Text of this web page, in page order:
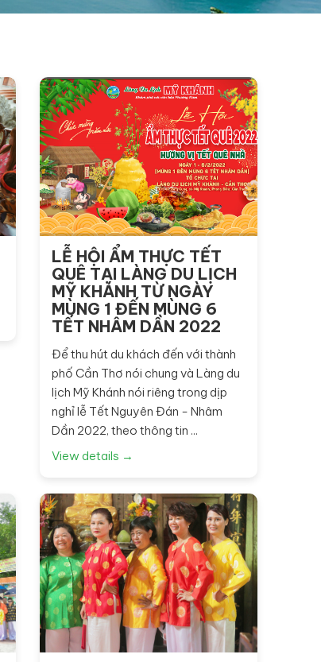
LỄ HỘI ẨM THỰC TẾT
QUÊ TẠI LÀNG DU LỊCH
MỸ KHÁNH TỪ NGÀY
MÙNG 1 ĐẾN MÙNG 6
TẾT NHÂM DẦN 2022
Để thu hút du khách đến với thành
phố Cần Thơ nói chung và Làng du
lịch Mỹ Khánh nói riêng trong dịp
nghỉ lễ Tết Nguyên Đán - Nhâm
Dần 2022, theo thông tin ...
View details →